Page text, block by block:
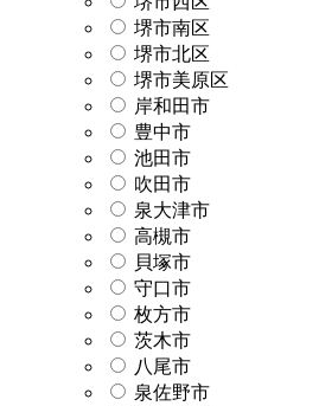
堺市南区
堺市北区
堺市美原区
岸和田市
豊中市
池田市
吹田市
泉大津市
高槻市
貝塚市
守口市
枚方市
茨木市
八尾市
泉佐野市